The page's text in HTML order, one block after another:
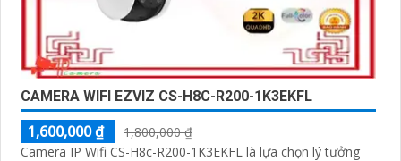
CAMERA WIFI EZVIZ CS-H8C-R200-1K3EKFL
1,600,000 ₫
1,800,000 ₫
Camera IP Wifi CS-H8c-R200-1K3EKFL là lựa chọn lý tưởng